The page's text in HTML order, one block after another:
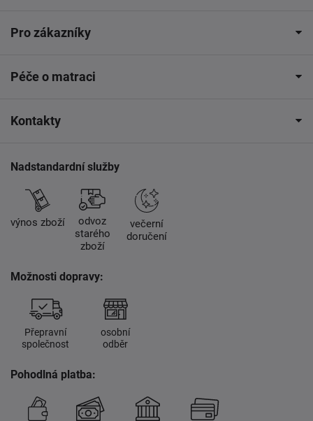
Pro zákazníky
Péče o matraci
Kontakty
Nadstandardní služby
výnos zboží
odvoz
starého
zboží
večerní
doručení
Možnosti dopravy:
Přepravní
společnost
osobní
odběr
Pohodlná platba: